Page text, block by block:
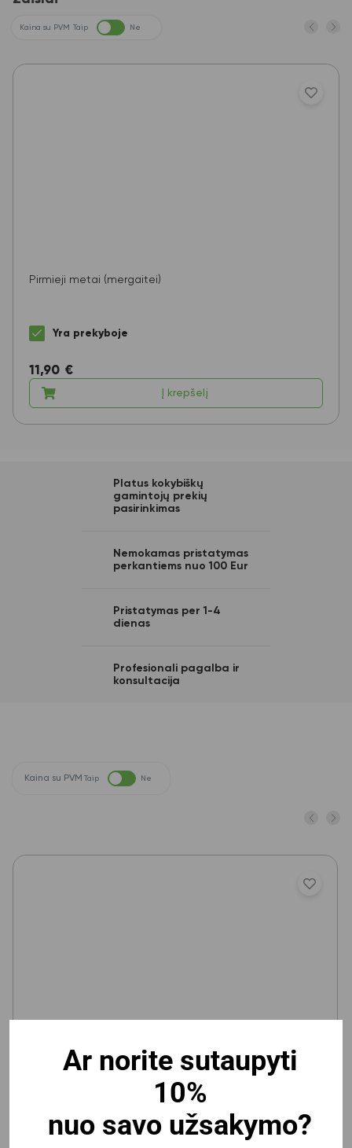
Kaina su PVM Taip Ne
Pirmieji metai (mergaitei)
Yra prekyboje
11,90 €
Į krepšelį
Platus kokybiškų
gamintojų prekių
pasirinkimas
Nemokamas pristatymas
perkantiems nuo 100 Eur
Pristatymas per 1-4
dienas
Profesionali pagalba ir
konsultacija
Kaina su PVM Taip Ne
Vaikiška magnetinė/kreidinė lenta Deli 600x900mm,
Yra prekyboje
Ar norite sutaupyti
10%
nuo savo užsakymo?